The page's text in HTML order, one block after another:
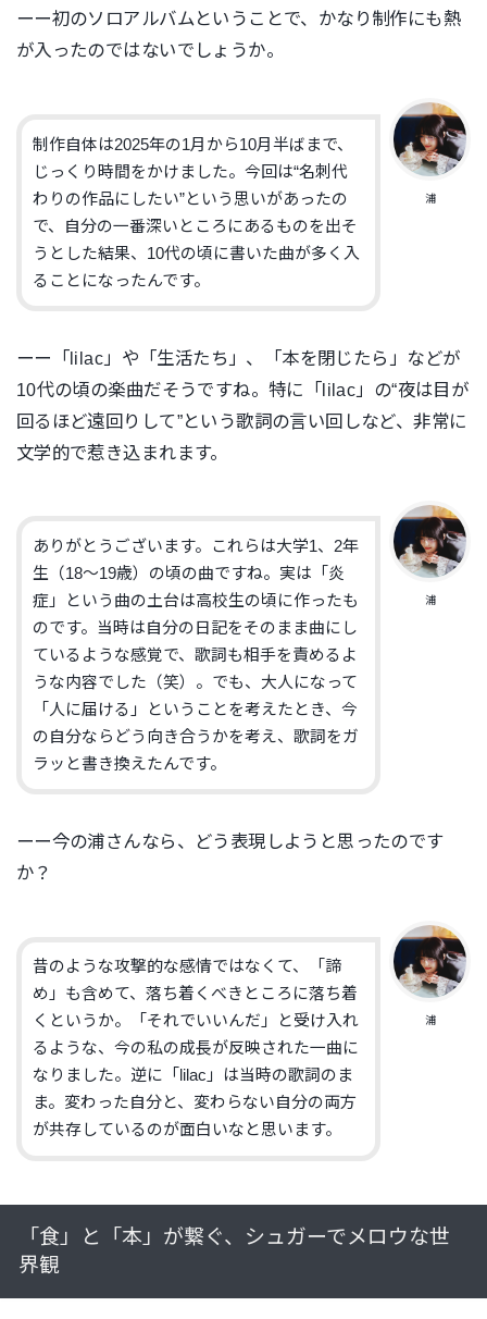
ーー初のソロアルバムということで、かなり制作にも熱
が入ったのではないでしょうか。
浦
制作自体は2025年の1月から10月半ばまで、
じっくり時間をかけました。今回は“名刺代
わりの作品にしたい”という思いがあったの
で、自分の一番深いところにあるものを出そ
うとした結果、10代の頃に書いた曲が多く入
ることになったんです。
ーー「lilac」や「生活たち」、「本を閉じたら」などが
10代の頃の楽曲だそうですね。特に「lilac」の“夜は目が
回るほど遠回りして”という歌詞の言い回しなど、非常に
文学的で惹き込まれます。
浦
ありがとうございます。これらは大学1、2年
生（18〜19歳）の頃の曲ですね。実は「炎
症」という曲の土台は高校生の頃に作ったも
のです。当時は自分の日記をそのまま曲にし
ているような感覚で、歌詞も相手を責めるよ
うな内容でした（笑）。でも、大人になって
「人に届ける」ということを考えたとき、今
の自分ならどう向き合うかを考え、歌詞をガ
ラッと書き換えたんです。
ーー今の浦さんなら、どう表現しようと思ったのです
か？
浦
昔のような攻撃的な感情ではなくて、「諦
め」も含めて、落ち着くべきところに落ち着
くというか。「それでいいんだ」と受け入れ
るような、今の私の成長が反映された一曲に
なりました。逆に「lilac」は当時の歌詞のま
ま。変わった自分と、変わらない自分の両方
が共存しているのが面白いなと思います。
「食」と「本」が繋ぐ、シュガーでメロウな世
界観